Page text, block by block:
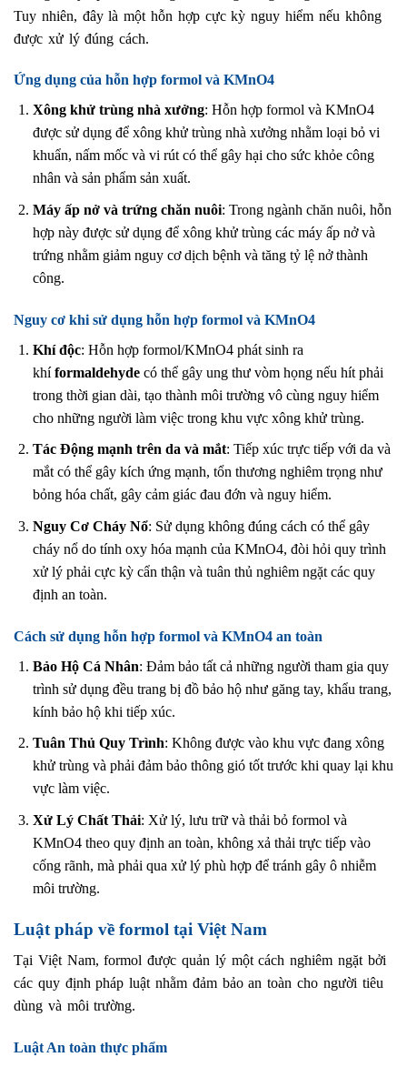
Tuy nhiên, đây là một hỗn hợp cực kỳ nguy hiểm nếu không
được xử lý đúng cách.
Ứng dụng của hỗn hợp formol và KMnO4
Xông khử trùng nhà xưởng: Hỗn hợp formol và KMnO4
được sử dụng để xông khử trùng nhà xưởng nhằm loại bỏ vi
khuẩn, nấm mốc và vi rút có thể gây hại cho sức khỏe công
nhân và sản phẩm sản xuất.
Máy ấp nở và trứng chăn nuôi: Trong ngành chăn nuôi, hỗn
hợp này được sử dụng để xông khử trùng các máy ấp nở và
trứng nhằm giảm nguy cơ dịch bệnh và tăng tỷ lệ nở thành
công.
Nguy cơ khi sử dụng hỗn hợp formol và KMnO4
Khí độc: Hỗn hợp formol/KMnO4 phát sinh ra
khíformaldehydecó thể gây ung thư vòm họng nếu hít phải
trong thời gian dài, tạo thành môi trường vô cùng nguy hiểm
cho những người làm việc trong khu vực xông khử trùng.
Tác Động mạnh trên da và mắt: Tiếp xúc trực tiếp với da và
mắt có thể gây kích ứng mạnh, tổn thương nghiêm trọng như
bỏng hóa chất, gây cảm giác đau đớn và nguy hiểm.
Nguy Cơ Cháy Nổ: Sử dụng không đúng cách có thể gây
cháy nổ do tính oxy hóa mạnh của KMnO4, đòi hỏi quy trình
xử lý phải cực kỳ cẩn thận và tuân thủ nghiêm ngặt các quy
định an toàn.
Cách sử dụng hỗn hợp formol và KMnO4 an toàn
Bảo Hộ Cá Nhân: Đảm bảo tất cả những người tham gia quy
trình sử dụng đều trang bị đồ bảo hộ như găng tay, khẩu trang,
kính bảo hộ khi tiếp xúc.
Tuân Thủ Quy Trình: Không được vào khu vực đang xông
khử trùng và phải đảm bảo thông gió tốt trước khi quay lại khu
vực làm việc.
Xử Lý Chất Thải: Xử lý, lưu trữ và thải bỏ formol và
KMnO4 theo quy định an toàn, không xả thải trực tiếp vào
cống rãnh, mà phải qua xử lý phù hợp để tránh gây ô nhiễm
môi trường.
Luật pháp về formol tại Việt Nam
Tại Việt Nam, formol được quản lý một cách nghiêm ngặt bởi
các quy định pháp luật nhằm đảm bảo an toàn cho người tiêu
dùng và môi trường.
Luật An toàn thực phẩm